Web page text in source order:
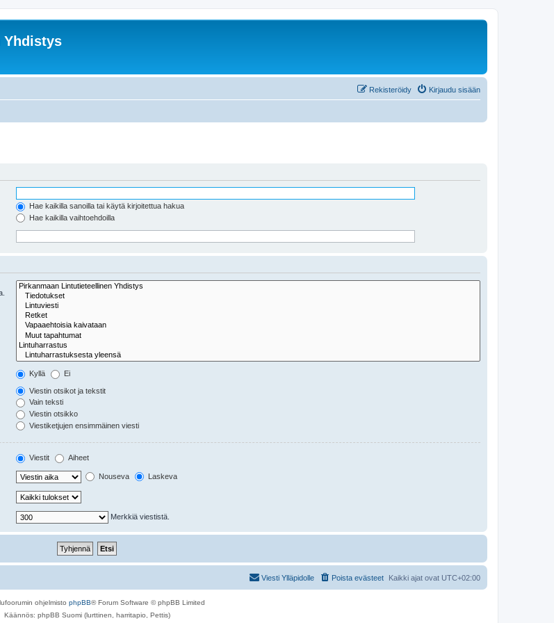
Yhdistys
Kirjaudu sisään
Rekisteröidy
Hae kaikilla sanoilla tai käytä kirjoitettua hakua
Hae kaikilla vaihtoehdoilla
Kyllä Ei
Viestin otsikot ja tekstit
Vain teksti
Viestin otsikko
Viestiketjujen ensimmäinen viesti
Viestit Aiheet
Nouseva Laskeva
Merkkiä viestistä.
Kaikki ajat ovat UTC+02:00
Poista evästeet
Viesti Ylläpidolle
ohjelmisto phpBB® Forum Software © phpBB Limited
Käännös: phpBB Suomi (lurttinen, harritapio, Pettis)